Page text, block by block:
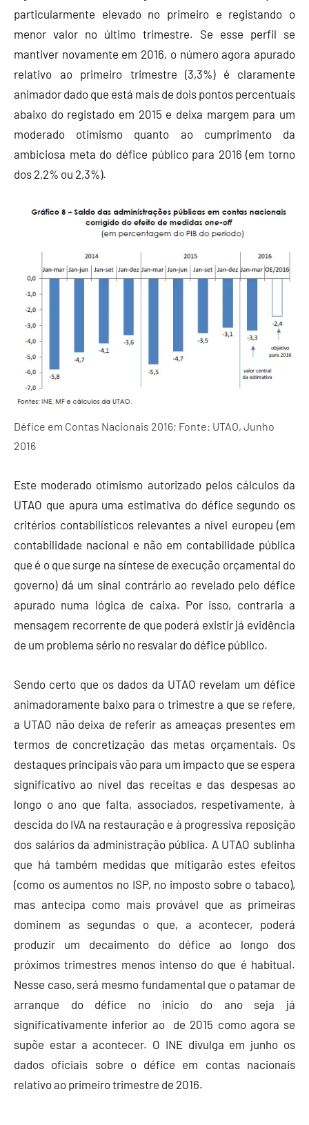
particularmente elevado no primeiro e registando o
menor valor no último trimestre. Se esse perfil se
mantiver novamente em 2016, o número agora apurado
relativo ao primeiro trimestre (3,3%) é claramente
animador dado que está mais de dois pontos percentuais
abaixo do registado em 2015 e deixa margem para um
moderado otimismo quanto ao cumprimento da
ambiciosa meta do défice público para 2016 (em torno
dos 2,2% ou 2,3%).
Défice em Contas Nacionais 2016; Fonte: UTAO, Junho
2016
Este moderado otimismo autorizado pelos cálculos da
UTAO que apura uma estimativa do défice segundo os
critérios contabilísticos relevantes a nível europeu (em
contabilidade nacional e não em contabilidade pública
que é o que surge na síntese de execução orçamental do
governo) dá um sinal contrário ao revelado pelo défice
apurado numa lógica de caixa. Por isso, contraria a
mensagem recorrente de que poderá existir já evidência
de um problema sério no resvalar do défice público.
Sendo certo que os dados da UTAO revelam um défice
animadoramente baixo para o trimestre a que se refere,
a UTAO não deixa de referir as ameaças presentes em
termos de concretização das metas orçamentais. Os
destaques principais vão para um impacto que se espera
significativo ao nível das receitas e das despesas ao
longo o ano que falta, associados, respetivamente, à
descida do IVA na restauração e à progressiva reposição
dos salários da administração pública. A UTAO sublinha
que há também medidas que mitigarão estes efeitos
(como os aumentos no ISP, no imposto sobre o tabaco),
mas antecipa como mais provável que as primeiras
dominem as segundas o que, a acontecer, poderá
produzir um decaimento do défice ao longo dos
próximos trimestres menos intenso do que é habitual.
Nesse caso, será mesmo fundamental que o patamar de
arranque do défice no início do ano seja já
significativamente inferior ao de 2015 como agora se
supõe estar a acontecer. O INE divulga em junho os
dados oficiais sobre o défice em contas nacionais
relativo ao primeiro trimestre de 2016.